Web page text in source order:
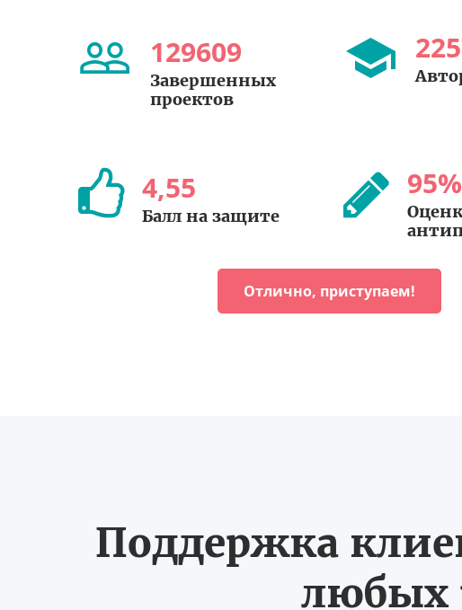
129609
Завершенных
проектов
4,55
Балл на защите
95%
Отлично, приступаем!
Поддержка
любых